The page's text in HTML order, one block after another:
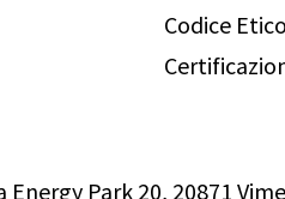
Codice Etico
Energy Park 20, 20871